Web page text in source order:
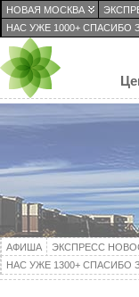
НОВАЯ МОСКВА
НАС УЖЕ 1000+ СПАСИБО
АФИША ЭКСПРЕСС
НАС УЖЕ 1300+ СПАСИБО